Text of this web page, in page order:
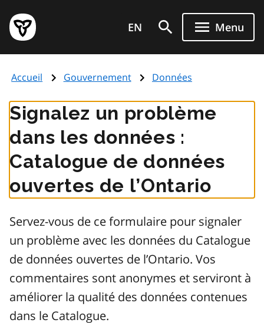
au
contenu
principal
Page
d'accueil
de
EN Menu
Accueil Gouvernement Données
Signalez un problème
dans les données :
Catalogue de données
ouvertes de l’Ontario
Servez-vous de ce formulaire pour signaler
un problème avec les données du Catalogue
de données ouvertes de l’Ontario. Vos
commentaires sont anonymes et serviront à
améliorer la qualité des données contenues
dans le Catalogue.